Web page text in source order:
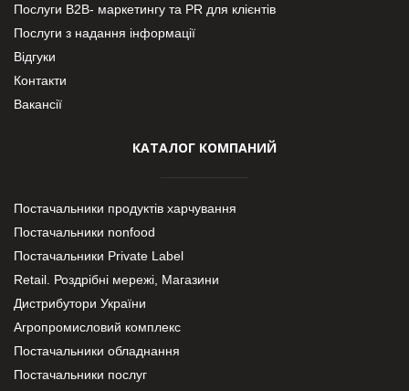
Послуги В2В- маркетингу та PR для клієнтів
Послуги з надання інформації
Відгуки
Контакти
Вакансії
КАТАЛОГ КОМПАНИЙ
Постачальники продуктів харчування
Постачальники nonfood
Постачальники Private Label
Retail. Роздрібні мережі, Магазини
Дистрибутори України
Агропромисловий комплекс
Постачальники обладнання
Постачальники послуг